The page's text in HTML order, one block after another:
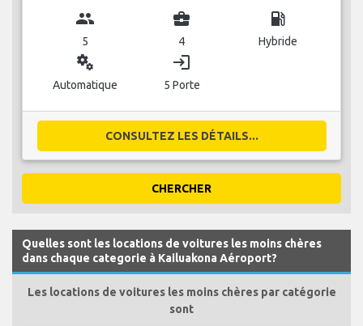
group
5
business_center
4
local_gas_station
Hybride
miscellaneous_services
Automatique
login
5 Porte
CONSULTEZ LES DÉTAILS...
CHERCHER
Quelles sont les locations de voitures les moins chères
dans chaque categorie à Kailuakona Aéroport?
Les locations de voitures les moins chères par catégorie
sont